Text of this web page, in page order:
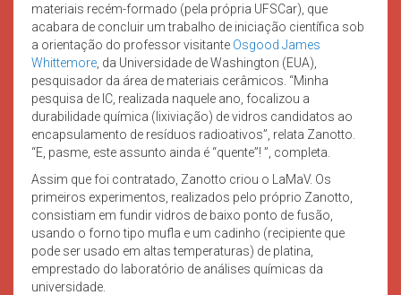
materiais recém-formado (pela própria UFSCar), que
acabara de concluir um trabalho de iniciação científica sob
a orientação do professor visitante Osgood James
Whittemore , da Universidade de Washington (EUA),
pesquisador da área de materiais cerâmicos. “Minha
pesquisa de IC, realizada naquele ano, focalizou a
durabilidade química (lixiviação) de vidros candidatos ao
encapsulamento de resíduos radioativos”, relata Zanotto.
“E, pasme, este assunto ainda é “quente”! ”, completa.
Assim que foi contratado, Zanotto criou o LaMaV. Os
primeiros experimentos, realizados pelo próprio Zanotto,
consistiam em fundir vidros de baixo ponto de fusão,
usando o forno tipo mufla e um cadinho (recipiente que
pode ser usado em altas temperaturas) de platina,
emprestado do laboratório de análises químicas da
universidade.